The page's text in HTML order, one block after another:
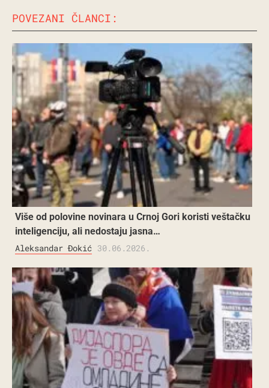
POVEZANI ČLANCI:
Više od polovine novinara u Crnoj Gori koristi veštačku
inteligenciju, ali nedostaju jasna…
Aleksandar Đokić 30.06.2026.